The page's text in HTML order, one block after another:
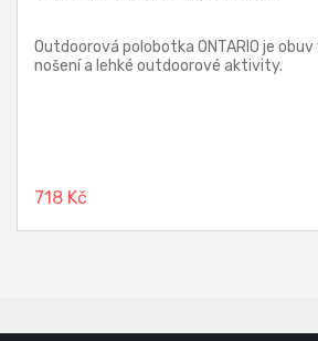
Outdoorová polobotka ONTARIO je
nošení a lehké outdoorové aktivity.
718 Kč